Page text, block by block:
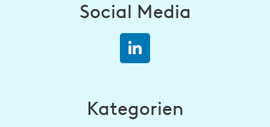
Social Media
Kategorien